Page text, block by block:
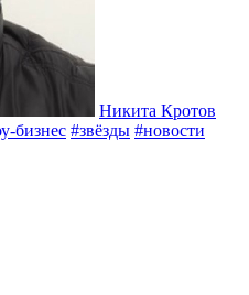
Никита Кротов
бизнес #звёзды #новости